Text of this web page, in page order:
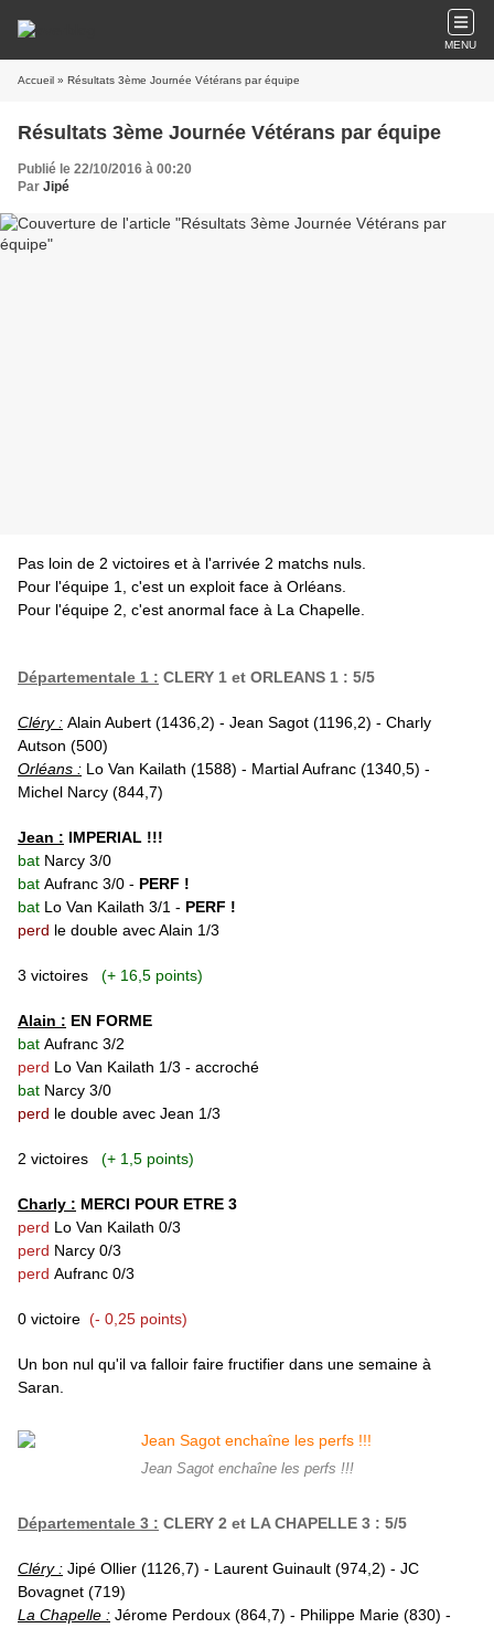
MENU
Accueil » Résultats 3ème Journée Vétérans par équipe
Résultats 3ème Journée Vétérans par équipe
Publié le 22/10/2016 à 00:20
Par Jipé
Pas loin de 2 victoires et à l'arrivée 2 matchs nuls.
Pour l'équipe 1, c'est un exploit face à Orléans.
Pour l'équipe 2, c'est anormal face à La Chapelle.
Départementale 1 : CLERY 1 et ORLEANS 1 : 5/5
Cléry : Alain Aubert (1436,2) - Jean Sagot (1196,2) - Charly
Autson (500)
Orléans : Lo Van Kailath (1588) - Martial Aufranc (1340,5) -
Michel Narcy (844,7)
Jean : IMPERIAL !!!
bat Narcy 3/0
bat Aufranc 3/0 - PERF !
bat Lo Van Kailath 3/1 - PERF !
perd le double avec Alain 1/3
3 victoires (+ 16,5 points)
Alain : EN FORME
bat Aufranc 3/2
perd Lo Van Kailath 1/3 - accroché
bat Narcy 3/0
perd le double avec Jean 1/3
2 victoires (+ 1,5 points)
Charly : MERCI POUR ETRE 3
perd Lo Van Kailath 0/3
perd Narcy 0/3
perd Aufranc 0/3
0 victoire (- 0,25 points)
Un bon nul qu'il va falloir faire fructifier dans une semaine à
Saran.
Jean Sagot enchaîne les perfs !!!
Départementale 3 : CLERY 2 et LA CHAPELLE 3 : 5/5
Cléry : Jipé Ollier (1126,7) - Laurent Guinault (974,2) - JC
Bovagnet (719)
La Chapelle : Jérome Perdoux (864,7) - Philippe Marie (830) -